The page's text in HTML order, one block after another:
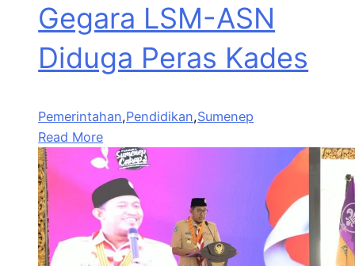
Gegara LSM-ASN
Diduga Peras Kades
Pemerintahan,Pendidikan,Sumenep
Read More